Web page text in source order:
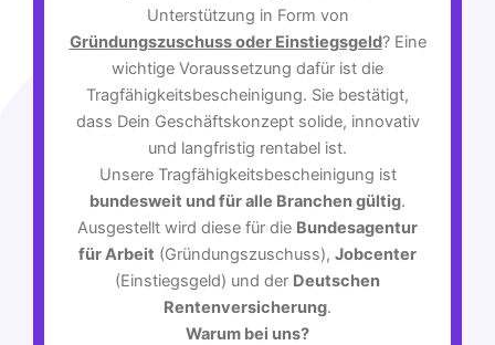
Unterstützung in Form von
Gründungszuschuss oder Einstiegsgeld? Eine
wichtige Voraussetzung dafür ist die
Tragfähigkeitsbescheinigung. Sie bestätigt,
dass Dein Geschäftskonzept solide, innovativ
und langfristig rentabel ist.
Unsere Tragfähigkeitsbescheinigung ist
bundesweit und für alle Branchen gültig.
Ausgestellt wird diese für die Bundesagentur
für Arbeit (Gründungszuschuss), Jobcenter
(Einstiegsgeld) und der Deutschen
Rentenversicherung.
Warum bei uns?